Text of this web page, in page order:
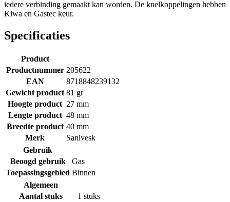
iedere verbinding gemaakt kan worden. De knelkoppelingen hebben
Kiwa en Gastec keur.
Specificaties
Product
Productnummer 205622
EAN
8718848239132
Gewicht product 81 gr
Hoogte product 27 mm
Lengte product 48 mm
Breedte product 40 mm
Merk
Sanivesk
Gebruik
Beoogd gebruik
Gas
Toepassingsgebied Binnen
Algemeen
Aantal stuks
1 stuks